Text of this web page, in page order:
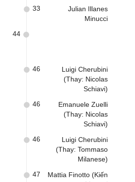
Julian Illanes
Minucci
33
44
Luigi Cherubini
(Thay: Nicolas
Schiavi)
46
Emanuele Zuelli
(Thay: Nicolas
Schiavi)
46
Luigi Cherubini
(Thay: Tommaso
Milanese)
46
Mattia Finotto (Kiến
47